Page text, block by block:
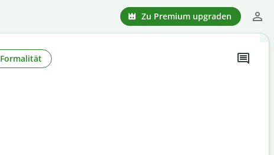
Zu Premium upgraden
Formalität